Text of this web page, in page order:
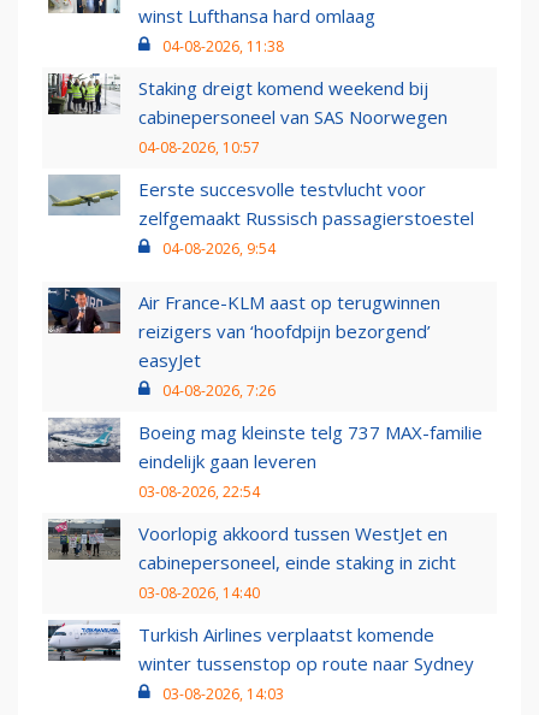
winst Lufthansa hard omlaag
04-08-2026, 11:38
Staking dreigt komend weekend bij
cabinepersoneel van SAS Noorwegen
04-08-2026, 10:57
Eerste succesvolle testvlucht voor
zelfgemaakt Russisch passagierstoestel
04-08-2026, 9:54
Air France-KLM aast op terugwinnen
reizigers van ‘hoofdpijn bezorgend’
easyJet
04-08-2026, 7:26
Boeing mag kleinste telg 737 MAX-familie
eindelijk gaan leveren
03-08-2026, 22:54
Voorlopig akkoord tussen WestJet en
cabinepersoneel, einde staking in zicht
03-08-2026, 14:40
Turkish Airlines verplaatst komende
winter tussenstop op route naar Sydney
03-08-2026, 14:03